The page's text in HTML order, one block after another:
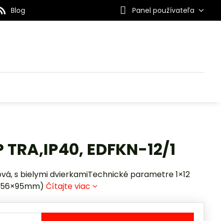
Blog Panel používateľa
EDFKN-12/1
s bielymi dvierkamiTechnické parametre 1×12
Čítajte viac